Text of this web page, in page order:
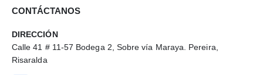
CONTÁCTANOS
DIRECCIÓN
Calle 41 # 11-57 Bodega 2, Sobre vía Maraya. Pereira,
Risaralda